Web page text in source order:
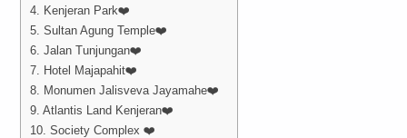
4. Kenjeran Park❤️
5. Sultan Agung Temple❤️
6. Jalan Tunjungan❤️
7. Hotel Majapahit❤️
8. Monumen Jalisveva Jayamahe❤️
9. Atlantis Land Kenjeran❤️
10. Society Complex ❤️